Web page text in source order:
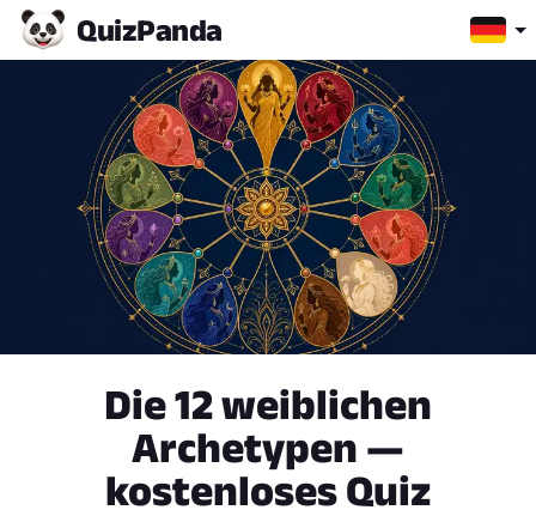
QuizPanda
Die 12 weiblichen
Archetypen —
kostenloses Quiz